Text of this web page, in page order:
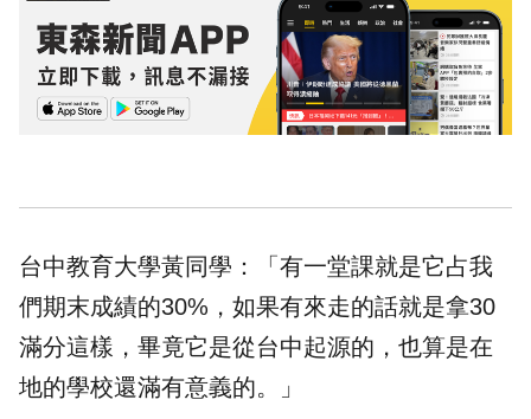
台中教育大學黃同學：「有一堂課就是它占我
們期末成績的30%，如果有來走的話就是拿30
滿分這樣，畢竟它是從台中起源的，也算是在
地的學校還滿有意義的。」